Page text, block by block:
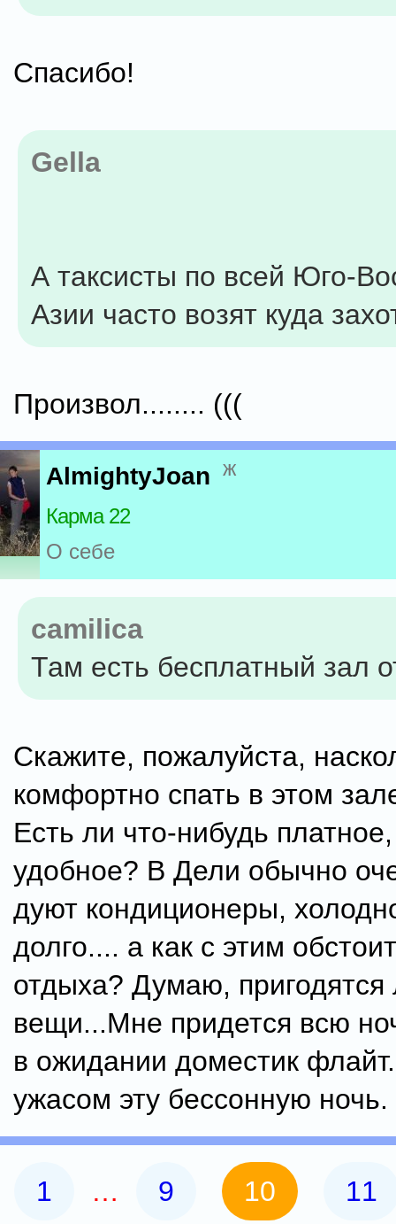
Спасибо!
Gella
А таксисты по всей Юго-
Азии часто возят куда
Произвол........ (((
AlmightyJoan ж
Карма 22
О себе
camilica
Там есть бесплатный зал
Скажите, пожалуйста,
комфортно спать в этом
Есть ли что-нибудь
удобное? В Дели обычно
дуют кондиционеры,
долго.... а как с этим
отдыха? Думаю,
вещи...Мне придется всю
в ожидании доместик
ужасом эту бессонную
1 … 9 10 11